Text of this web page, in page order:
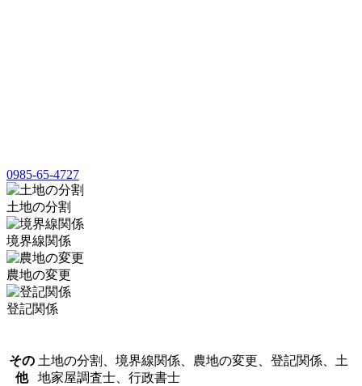
0985-65-4727
土地の分割
境界線関係
農地の変更
登記関係
その
他
土地の分割、境界線関係、農地の変更、登記関係、土
地家屋調査士、行政書士